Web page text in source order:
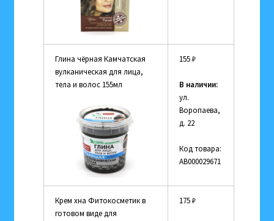
Глина чёрная Камчатская
вулканическая для лица,
тела и волос 155мл
155₽
В наличии:
ул.
Воропаева,
д. 22
Код товара:
АВ000029671
Крем хна Фитокосметик в
готовом виде для
175₽